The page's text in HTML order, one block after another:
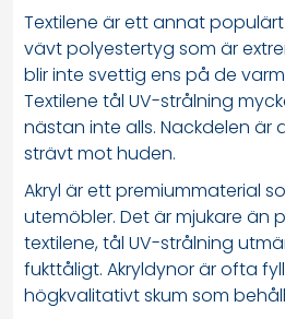
Textilene är ett annat
vävt polyestertyg som är
blir inte svettig ens på de
Textilene tål UV-strålning
nästan inte alls. Nackdelen är
strävt mot huden.
Akryl är ett premiummaterial
utemöbler. Det är mjukare än
textilene, tål UV-strålning
fukttåligt. Akryldynor är ofta
högkvalitativt skum som